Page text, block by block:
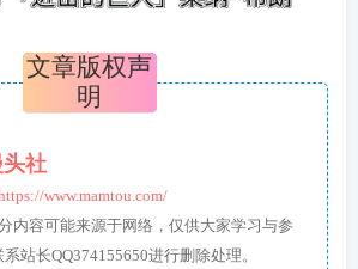
文章版权声
明
社
www.mamtou.com/
内容可能来源于网络，仅供大家学习与参
站长QQ374155650进行删除处理。